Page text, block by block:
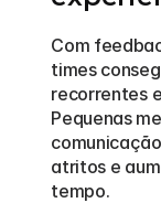
Com
times
recorrentes
Pequenas
atritos e
tempo.